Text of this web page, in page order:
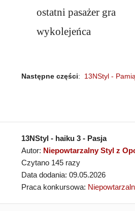
ostatni pasażer gra
wykolejeńca
Następne części: 13NStyl -
13NStyl - haiku 3 - Pasja
Autor: Niepowtarzalny Styl z
Czytano 145 razy
Data dodania: 09.05.2026
Praca konkursowa: